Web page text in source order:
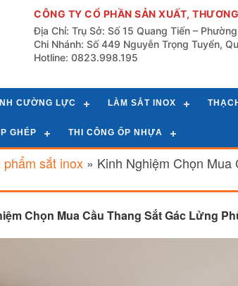
CÔNG TY CỔ PHẦN SẢN XUẤT,
Địa Chỉ: Trụ Sở: Số 15 Quang Tiến –
Chi Nhánh: Số 449 Nguyễn Trọng Tuyển,
Hotline: 0823.998.195
CƯỜNG LỰC LÀM SẮT INOX
GHÉP THI CÔNG ỐP NHỰA
phẩm sắt inox» Kinh Nghiệm Chọn
Chọn Mua Cầu Thang Sắt Gác Lửng